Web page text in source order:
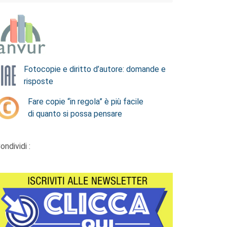
Fotocopie e diritto d’autore: domande e
risposte
Fare copie “in regola” è più facile
di quanto si possa pensare
: